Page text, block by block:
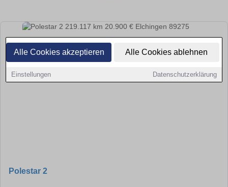
Alle Cookies akzeptieren Alle Cookies ablehnen
Einstellungen Datenschutzerklärung
Polestar 2